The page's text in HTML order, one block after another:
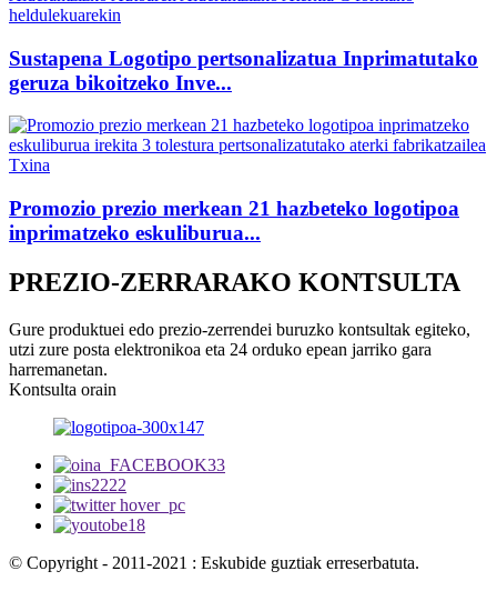
Sustapena Logotipo pertsonalizatua Inprimatutako
geruza bikoitzeko Inve...
Promozio prezio merkean 21 hazbeteko logotipoa
inprimatzeko eskuliburua...
PREZIO-ZERRARAKO KONTSULTA
Gure produktuei edo prezio-zerrendei buruzko kontsultak egiteko,
utzi zure posta elektronikoa eta 24 orduko epean jarriko gara
harremanetan.
Kontsulta orain
© Copyright - 2011-2021 : Eskubide guztiak erreserbatuta.